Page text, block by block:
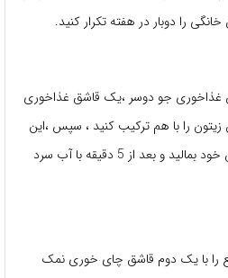
را دوبار در هفته تکرار کنید.
ماست، 2 قاشق غذاخوری جو دوسر ،یک قاشق غذاخوری
را با هم ترکیب کنید ، سپس ،این
ترکیب را کاملا روی صورت و گردن خود بمالید و بعد از 5 دقیقه با آب سرد
را با یک دوم قاشق چای خوری نمک